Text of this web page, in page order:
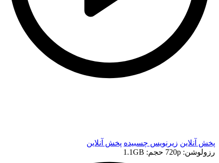
پخش آنلاین زیرنویس چسبیده پخش آنلاین
رزولوشن: 720p
حجم: 1.1GB